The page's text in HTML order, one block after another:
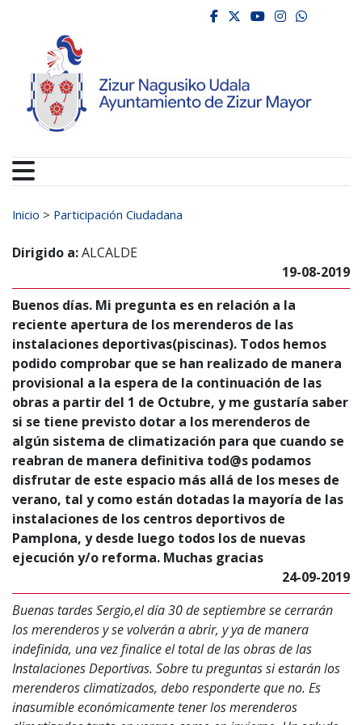
Ayuntamiento de
facebook
twitter
youtube
Buscar:
Inicio > Participación Ciudadana
Dirigido a:ALCALDE
19-08-2019
Buenos días. Mi pregunta es en relación a la
reciente apertura de los merenderos de las
instalaciones deportivas(piscinas). Todos hemos
podido comprobar que se han realizado de manera
provisional a la espera de la continuación de las
obras a partir del 1 de Octubre, y me gustaría saber
si se tiene previsto dotar a los merenderos de
algún sistema de climatización para que cuando se
reabran de manera definitiva tod@s podamos
disfrutar de este espacio más allá de los meses de
verano, tal y como están dotadas la mayoría de las
instalaciones de los centros deportivos de
Pamplona, y desde luego todos los de nuevas
ejecución y/o reforma. Muchas gracias
24-09-2019
Buenas tardes Sergio,el día 30 de septiembre se cerrarán
los merenderos y se volverán a abrir, y ya de manera
indefinida, una vez finalice el total de las obras de las
Instalaciones Deportivas. Sobre tu preguntas si estarán los
merenderos climatizados, debo responderte que no. Es
inasumible económicamente tener los merenderos